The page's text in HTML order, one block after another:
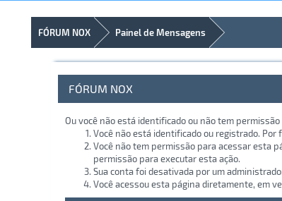
FÓRUM NOX Painel de Mensagens
FÓRUM NOX
Ou você não está identificado ou não tem
Você não está identificado ou registrado.
Você não tem permissão para acessar esta
permissão para executar esta ação.
Sua conta foi desativada por um
Você acessou esta página diretamente, em